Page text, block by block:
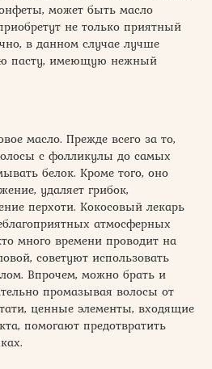
может быть масло
не только приятный
в данном случае лучше
пасту, имеющую нежный
масло. Прежде всего за то,
с фолликулы до самых
белок. Кроме того, оно
удаляет грибок,
перхоти. Кокосовый лекарь
атмосферных
много времени проводит на
советуют использовать
Впрочем, можно брать и
промазывая волосы от
ценные элементы, входящие
помогают предотвратить